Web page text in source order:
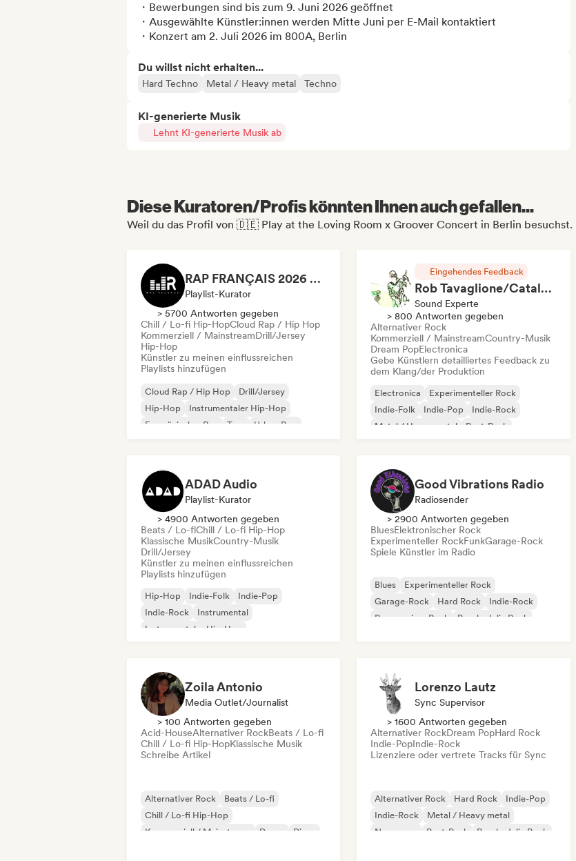
・Bewerbungen sind bis zum 9. Juni 2026 geöffnet
・Ausgewählte Künstler:innen werden Mitte Juni per E-Mail kontaktiert
・Konzert am 2. Juli 2026 im 800A, Berlin
Du willst nicht erhalten...
Hard Techno Metal / Heavy metal Techno
KI-generierte Musik
Lehnt KI-generierte Musik ab
Diese Kuratoren/Profis könnten Ihnen auch gefallen...
Weil du das Profil von 🇩🇪 Play at the Loving Room x Groover Concert in Berlin besuchst.
RAP FRANÇAIS 2026 🔥🇫🇷 (Way Records)
Playlist-Kurator
> 5700 Antworten gegeben
Chill / Lo-fi Hip-HopCloud Rap / Hip Hop
Kommerziell / MainstreamDrill/Jersey
Hip-Hop
Künstler zu meinen einflussreichen
Playlists hinzufügen
Cloud Rap / Hip Hop
Drill/Jersey
Hip-Hop
Instrumentaler Hip-Hop
Französischer Rap
Trap
Urban Pop
Eingehendes Feedback
Rob Tavaglione/Catalyst Recording
Sound Experte
> 800 Antworten gegeben
Alternativer Rock
Kommerziell / MainstreamCountry-Musik
Dream PopElectronica
Gebe Künstlern detailliertes Feedback zu
dem Klang/der Produktion
Electronica
Experimenteller Rock
Indie-Folk
Indie-Pop
Indie-Rock
Metal / Heavy metal
Post-Punk
ADAD Audio
Playlist-Kurator
> 4900 Antworten gegeben
Beats / Lo-fiChill / Lo-fi Hip-Hop
Klassische MusikCountry-Musik
Drill/Jersey
Künstler zu meinen einflussreichen
Playlists hinzufügen
Hip-Hop Indie-Folk
Indie-Pop
Indie-Rock
Instrumental
Instrumentaler Hip-Hop
Good Vibrations Radio
Radiosender
> 2900 Antworten gegeben
BluesElektronischer Rock
Experimenteller RockFunkGarage-Rock
Spiele Künstler im Radio
Blues
Experimenteller Rock
Garage-Rock
Hard Rock
Indie-Rock
Progressiver Rock
Psychedelic Rock
Zoila Antonio
Media Outlet/Journalist
> 100 Antworten gegeben
Acid-HouseAlternativer RockBeats / Lo-fi
Chill / Lo-fi Hip-HopKlassische Musik
Schreibe Artikel
Alternativer Rock
Beats / Lo-fi
Chill / Lo-fi Hip-Hop
Kommerziell / Mainstream
Dance
Disco
Lorenzo Lautz
Sync Supervisor
> 1600 Antworten gegeben
Alternativer RockDream PopHard Rock
Indie-PopIndie-Rock
Lizenziere oder vertrete Tracks für Sync
Alternativer Rock Hard Rock
Indie-Pop
Indie-Rock
Metal / Heavy metal
New wave
Post-Punk Psychedelic Rock